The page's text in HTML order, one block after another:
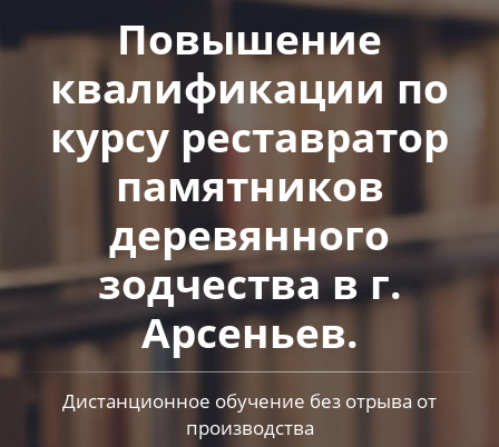
Повышение
квалификации по
курсу реставратор
памятников
деревянного
зодчества в г.
Арсеньев.
Дистанционное обучение без отрыва от
производства